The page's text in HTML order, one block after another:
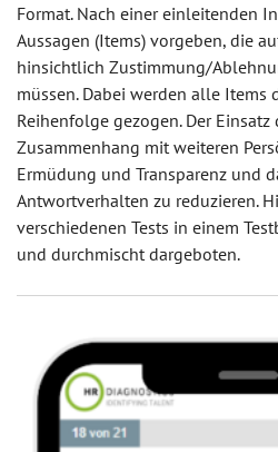
Format. Nach einer einleitenden
Aussagen (Items) vorgeben, die
hinsichtlich Zustimmung/
müssen. Dabei werden alle
Reihenfolge gezogen. Der
Zusammenhang mit weiteren
Ermüdung und Transparenz und
Antwortverhalten zu reduzieren.
verschiedenen Tests in einem
und durchmischt dargeboten.